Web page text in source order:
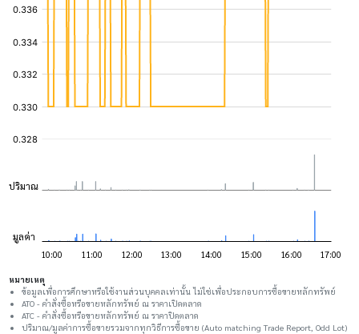
หมายเหตุ
ข้อมูลเพื่อการศึกษาหรือใช้งานส่วนบุคคลเท่านั้น ไม่ใช่เพื่อประกอบการซื้อขายหลักทรัพย์
ATO - คำสั่งซื้อหรือขายหลักทรัพย์ ณ ราคาเปิดตลาด
ATC - คำสั่งซื้อหรือขายหลักทรัพย์ ณ ราคาปิดตลาด
ปริมาณ/มูลค่าการซื้อขายรวมจากทุกวิธีการซื้อขาย (Auto matching Trade Report, Odd Lot)